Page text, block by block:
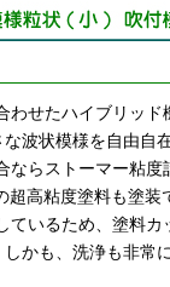
わせたハイブリッ
波状模様を自由自
ならストーマー粘
高粘度塗料も塗装
ているため、塗料
かも、洗浄も非常